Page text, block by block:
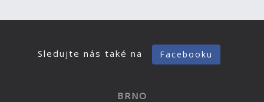
Sledujte nás také na Facebooku
BRNO